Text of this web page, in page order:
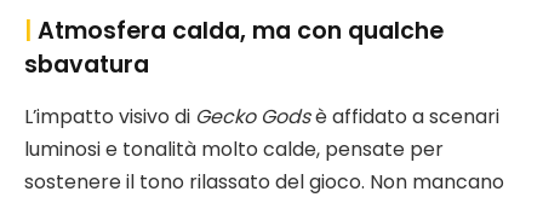
Atmosfera calda, ma con qualche
sbavatura
L’impatto visivo di Gecko Godsè affidato a scenari
luminosi e tonalità molto calde, pensate per
sostenere il tono rilassato del gioco. Non mancano